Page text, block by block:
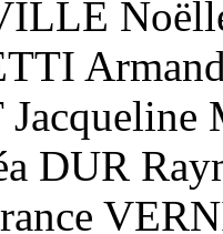
DUR